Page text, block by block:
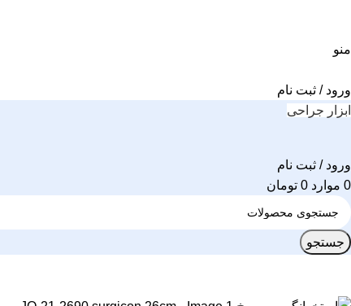
منو
ورود / ثبت نام
ابزار جراحی
ورود / ثبت نام
0 موارد 0 تومان
جستجو